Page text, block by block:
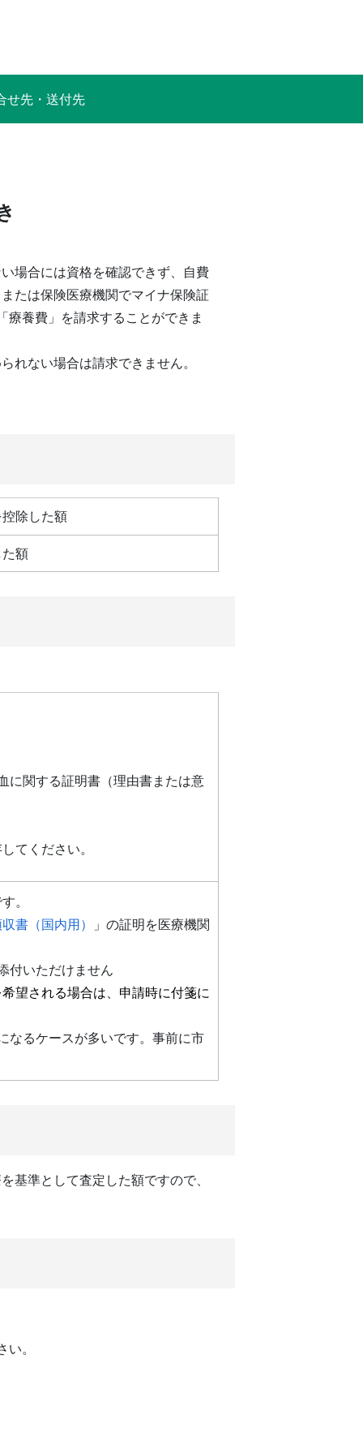
せ先・送付先
場合には資格を確認できず、自費
たは保険医療機関でマイナ保険証
養費」を請求することができま
れない場合は請求できません。
除した額
額
に関する証明書（理由書または意
てください。
。
書（国内用）
」の証明を医療機関
付いただけません
望される場合は、申請時に付箋に
なるケースが多いです。事前に市
準として査定した額ですので、
。